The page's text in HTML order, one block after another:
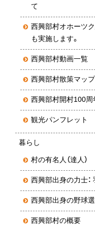
て
西興部村オホーツ
も実施します。
西興部村動画一覧
西興部村散策マッ
西興部村開村100
観光パンフレット
暮らし
村の有名人（達人）
西興部出身の力士
西興部出身の野球
西興部村の概要